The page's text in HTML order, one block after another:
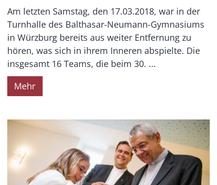
Am letzten Samstag, den 17.03.2018, war in der
Turnhalle des Balthasar-Neumann-Gymnasiums
in Würzburg bereits aus weiter Entfernung zu
hören, was sich in ihrem Inneren abspielte. Die
insgesamt 16 Teams, die beim 30. ...
Mehr